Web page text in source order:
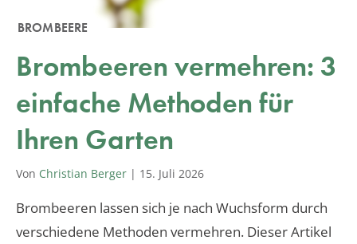
BROMBEERE
Brombeeren vermehren: 3
einfache Methoden für
Ihren Garten
Von Christian Berger | 15. Juli 2026
Brombeeren lassen sich je nach Wuchsform durch
verschiedene Methoden vermehren. Dieser Artikel